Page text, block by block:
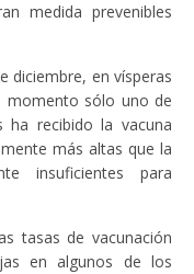
medida prevenibles
diciembre, en vísperas
momento sólo uno de
ha recibido la vacuna
más altas que la
insuficientes para
tasas de vacunación
en algunos de los